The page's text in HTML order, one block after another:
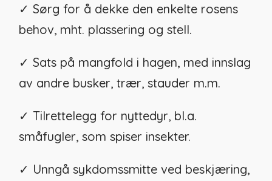
✓ Sørg for å dekke den enkelte rosens
behov, mht. plassering og stell.
✓ Sats på mangfold i hagen, med innslag
av andre busker, trær, stauder m.m.
✓ Tilrettelegg for nyttedyr, bl.a.
småfugler, som spiser insekter.
✓ Unngå sykdomssmitte ved beskjæring,